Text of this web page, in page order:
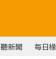
聽新聞 每日